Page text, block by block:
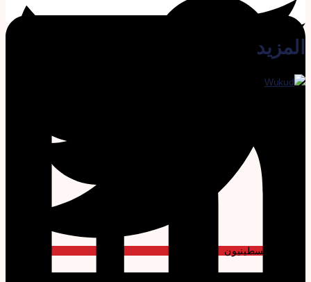
المزيد
عمال فلسطينيون